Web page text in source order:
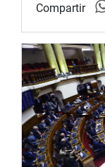
OFICINA DE
INSTITUCIONAL
Compartir